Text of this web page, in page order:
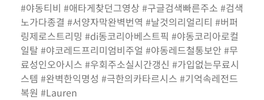
#야동티비 #애타게찾던그영상 #구글검색빠른주소 #검색
노가다종결 #서양자막완벽번역 #날것의리얼리티 #버퍼
링제로스트리밍 #di동코리아베스트픽 #야동코리아로컬
일탈 #야코레드프리미엄비주얼 #야동레드철통보안 #무
료성인오아시스 #우회주소실시간갱신 #가입없는무료시
스템 #완벽한익명성 #극한의카타르시스 #기억속레전드
복원 #Lauren